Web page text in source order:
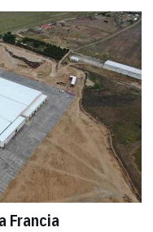
Francia